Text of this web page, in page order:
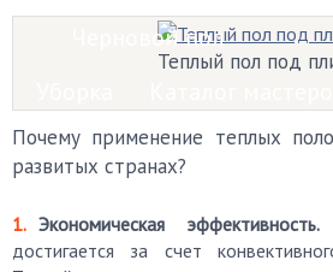
Черновой пол
Теплый пол под
Почему применение теплых
развитых странах?
Экономическая эффективность.
достигается за счет